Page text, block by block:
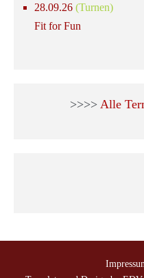
28.09.26 (Turnen)
Fit for Fun
>>>> Alle